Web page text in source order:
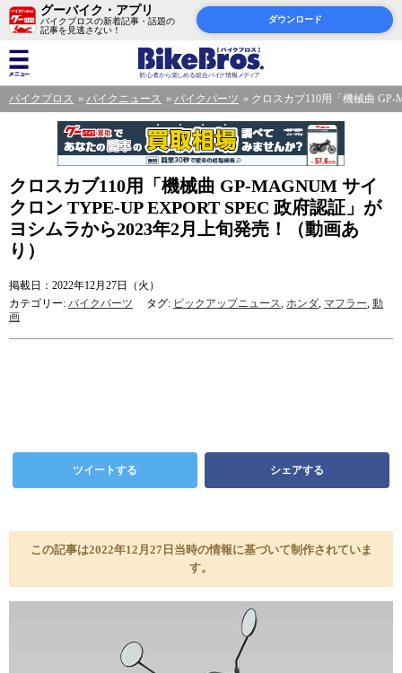
グーバイク・アプリ
バイクブロスの新着記事・話題の
記事を見逃さない！
ダウンロード
バイクブロス バイクニュース バイクパーツ クロスカブ110用「機械曲
クロスカブ110用「機械曲 GP-MAGNUM サイ
クロン TYPE-UP EXPORT SPEC 政府認証」が
ヨシムラから2023年2月上旬発売！（動画あ
り）
掲載日：2022年12月27日（火）
カテゴリー: バイクパーツ タグ: ピックアップニュース, ホンダ, マフラー, 動
画
ツイートする シェアする
この記事は2022年12月27日当時の情報に基づいて制作されていま
す。